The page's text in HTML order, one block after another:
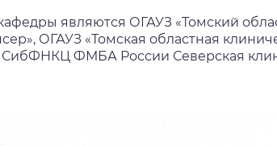
являются ОГАУЗ «Томский
ОГАУЗ «Томская областная
ФМБА России Северская